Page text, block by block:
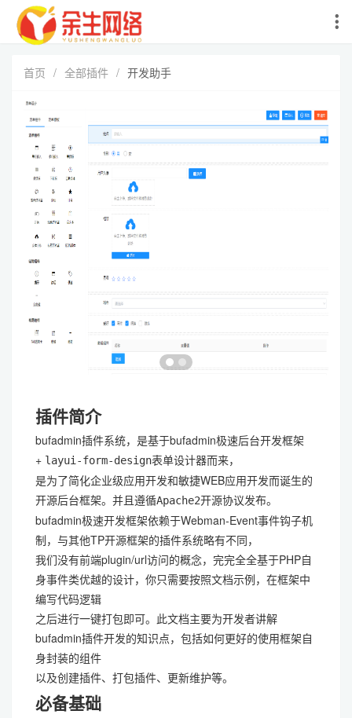
首页 / 全部插件 / 开发助手
插件简介
bufadmin插件系统，是基于bufadmin极速后台开发框架
+ layui-form-design表单设计器而来，
是为了简化企业级应用开发和敏捷WEB应用开发而诞生的
开源后台框架。并且遵循Apache2开源协议发布。
bufadmin极速开发框架依赖于Webman-Event事件钩子机
制，与其他TP开源框架的插件系统略有不同，
我们没有前端plugin/url访问的概念，完完全全基于PHP自
身事件类优越的设计，你只需要按照文档示例，在框架中
编写代码逻辑
之后进行一键打包即可。此文档主要为开发者讲解
bufadmin插件开发的知识点，包括如何更好的使用框架自
身封装的组件
以及创建插件、打包插件、更新维护等。
必备基础